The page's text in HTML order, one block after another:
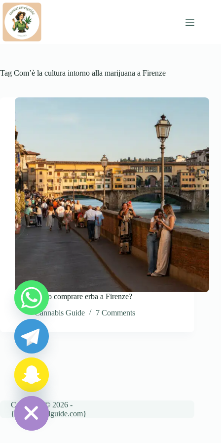
Skip
content
Tag Com’è la cultura intorno alla marijuana a Firenze
Dove posso comprare erba a Firenze?
Cannabis Guide
7 Comments
Copyright © 2026 -
{cannatravelguide.com}
H
i
c
h
a
t
y